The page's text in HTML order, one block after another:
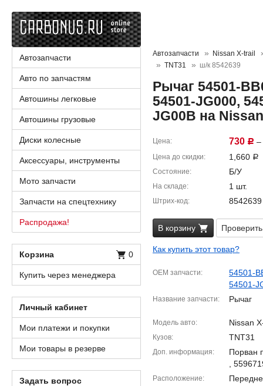
Автозапчасти
Nissan X-trail
TNT31
ш/к 8542639
Рычаг 54501-
54501-JG000,
JG00B на
Цена 730 Р –
Цена до скидки 1,660 Р
Состояние Б/У
На складе 1 шт.
Штрих-код 8542639
В корзину
Как купить этот товар?
OEM запчасти
54501-
54501-
Название запчасти Рычаг
Модель авто Nissan
Кузов TNT31
Доп. информация
Порван
,
Расположение
Автозапчасти
Авто по запчастям
Автошины легковые
Автошины грузовые
Диски колесные
Аксессуары, инструменты
Мото запчасти
Запчасти на спецтехнику
Распродажа!
Корзина 0
Купить через менеджера
Личный кабинет
Мои платежи и покупки
Мои товары в резерве
Задать вопрос